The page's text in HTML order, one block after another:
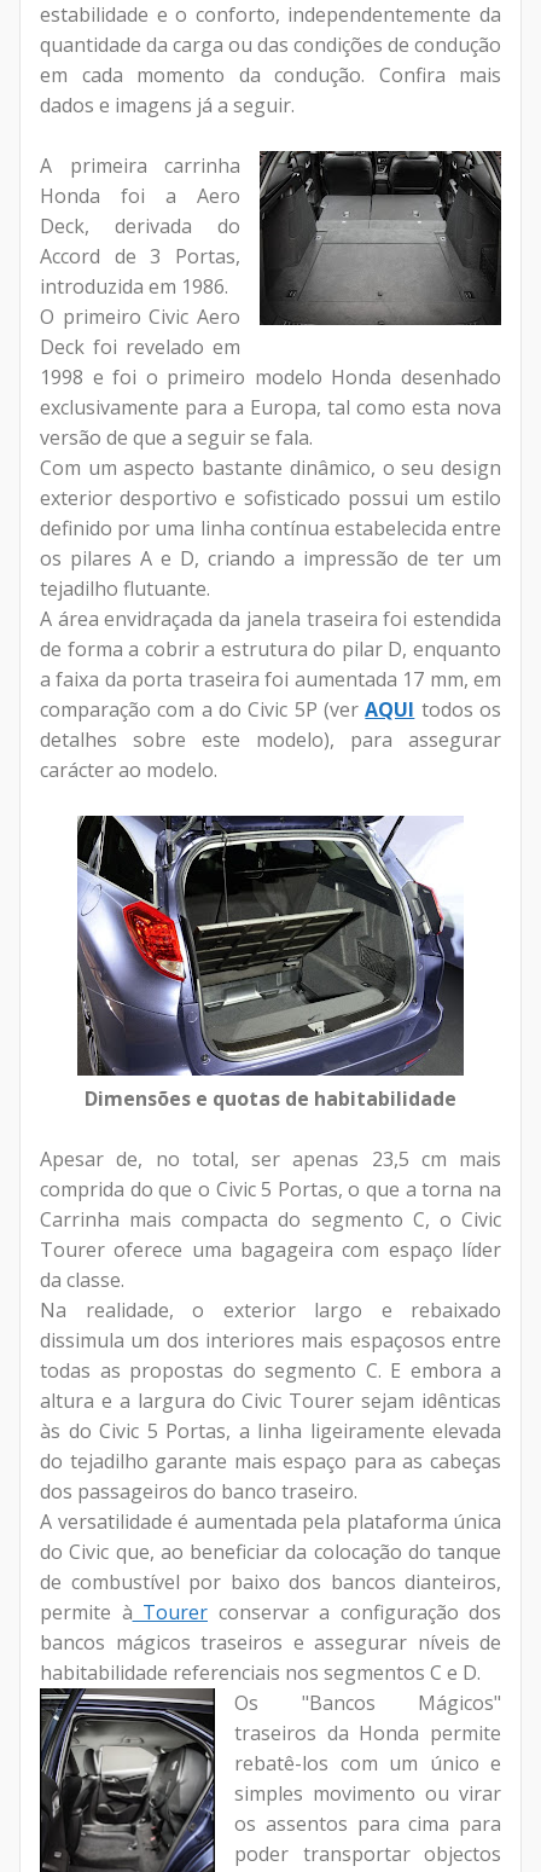
estabilidade e o conforto, independentemente da
quantidade da carga ou das condições de condução
em cada momento da condução. Confira mais
dados e imagens já a seguir.
A primeira carrinha
Honda foi a Aero
Deck, derivada do
Accord de 3 Portas,
introduzida em 1986.
O primeiro Civic Aero
Deck foi revelado em
1998 e foi o primeiro modelo Honda desenhado
exclusivamente para a Europa, tal como esta nova
versão de que a seguir se fala.
Com um aspecto bastante dinâmico, o seu design
exterior desportivo e sofisticado possui um estilo
definido por uma linha contínua estabelecida entre
os pilares A e D, criando a impressão de ter um
tejadilho flutuante.
A área envidraçada da janela traseira foi estendida
de forma a cobrir a estrutura do pilar D, enquanto
a faixa da porta traseira foi aumentada 17 mm, em
comparação com a do Civic 5P (verAQUI todos os
detalhes sobre este modelo), para assegurar
carácter ao modelo.
Dimensões e quotas de habitabilidade
Apesar de, no total, ser apenas 23,5 cm mais
comprida do que o Civic 5 Portas, o que a torna na
Carrinha mais compacta do segmento C, o Civic
Tourer oferece uma bagageira com espaço líder
da classe.
Na realidade, o exterior largo e rebaixado
dissimula um dos interiores mais espaçosos entre
todas as propostas do segmento C. E embora a
altura e a largura do Civic Tourer sejam idênticas
às do Civic 5 Portas, a linha ligeiramente elevada
do tejadilho garante mais espaço para as cabeças
dos passageiros do banco traseiro.
A versatilidade é aumentada pela plataforma única
do Civic que, ao beneficiar da colocação do tanque
de combustível por baixo dos bancos dianteiros,
permite à Tourer conservar a configuração dos
bancos mágicos traseiros e assegurar níveis de
habitabilidade referenciais nos segmentos C e D.
Os "Bancos Mágicos"
traseiros da Honda permite
rebatê-los com um único e
simples movimento ou virar
os assentos para cima para
poder transportar objectos